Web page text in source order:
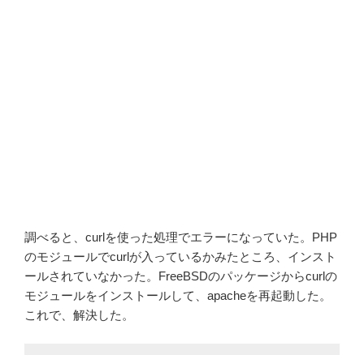
調べると、curlを使った処理でエラーになっていた。PHP
のモジュールでcurlが入っているかみたところ、インスト
ールされていなかった。FreeBSDのパッケージからcurlの
モジュールをインストールして、apacheを再起動した。
これで、解決した。